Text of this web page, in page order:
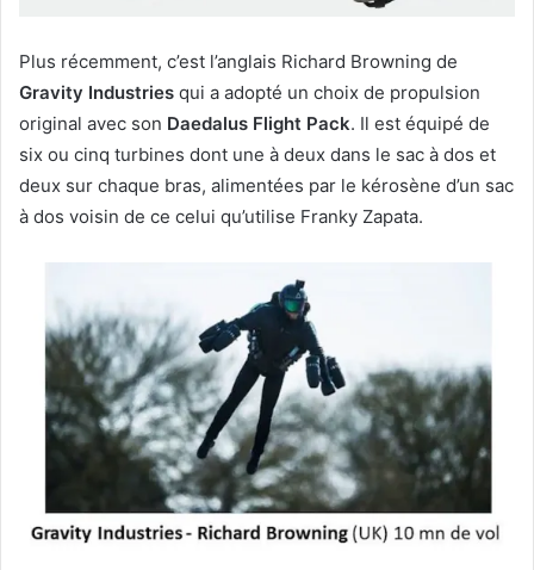
Plus récemment, c’est l’anglais Richard Browning de
Gravity Industries qui a adopté un choix de propulsion
original avec son Daedalus Flight Pack. Il est équipé de
six ou cinq turbines dont une à deux dans le sac à dos et
deux sur chaque bras, alimentées par le kérosène d’un sac
à dos voisin de ce celui qu’utilise Franky Zapata.